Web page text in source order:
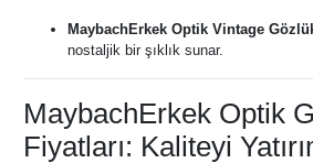
MaybachErkek Optik Vintage
nostaljik bir şıklık sunar.
MaybachErkek Optik
Fiyatları: Kaliteyi